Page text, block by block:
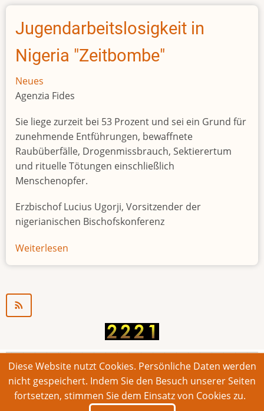
Größe
Jugendarbeitslosigkeit in
Nigeria "Zeitbombe"
Neues
Agenzia Fides
Sie liege zurzeit bei 53 Prozent und sei ein Grund für
zunehmende Entführungen, bewaffnete
Raubüberfälle, Drogenmissbrauch, Sektierertum
und rituelle Tötungen einschließlich
Menschenopfer.
Erzbischof Lucius Ugorji, Vorsitzender der
nigerianischen Bischofskonferenz
Weiterlesen
Jugendarbeitslosigkeit
© 2026 Bonner Aufruf. Alle Rechte vorbehalten.
Footer
Impressum Kontakt Intern
Diese Website nutzt Cookies. Persönliche Daten werden
nicht gespeichert. Indem Sie den Besuch unserer Seiten
fortsetzen, stimmen Sie dem Einsatz von Cookies zu.